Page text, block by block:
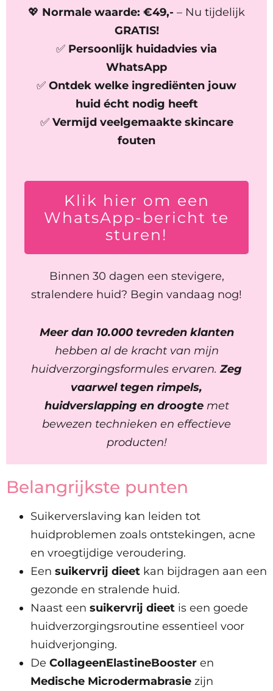
💖 Normale waarde: €49,- – Nu tijdelijk
GRATIS!
✅ Persoonlijk huidadvies via
WhatsApp
✅ Ontdek welke ingrediënten jouw
huid écht nodig heeft
✅ Vermijd veelgemaakte skincare
fouten
Klik hier om een
WhatsApp-bericht te
sturen!
Binnen 30 dagen een stevigere,
stralendere huid? Begin vandaag nog!
Meer dan 10.000 tevreden klanten
hebben al de kracht van mijn
huidverzorgingsformules ervaren.Zeg
vaarwel tegen rimpels,
huidverslapping en droogtemet
bewezen technieken en effectieve
producten!
Belangrijkste punten
Suikerverslaving kan leiden tot
huidproblemen zoals ontstekingen, acne
en vroegtijdige veroudering.
Een suikervrij dieet kan bijdragen aan een
gezonde en stralende huid.
Naast een suikervrij dieet is een goede
huidverzorgingsroutine essentieel voor
huidverjonging.
De CollageenElastineBooster en
Medische Microdermabrasie zijn